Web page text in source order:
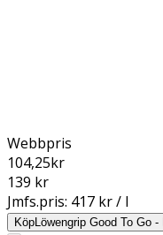
Webbpris
104,25kr
139 kr
Jmfs.pris: 417 kr / l
KöpLöwengrip Good To Go